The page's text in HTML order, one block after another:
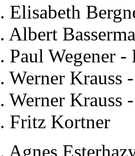
Elisabeth
Albert
Paul Wegener
Werner Krauss
Werner Krauss
Fritz Kortner
Agnes